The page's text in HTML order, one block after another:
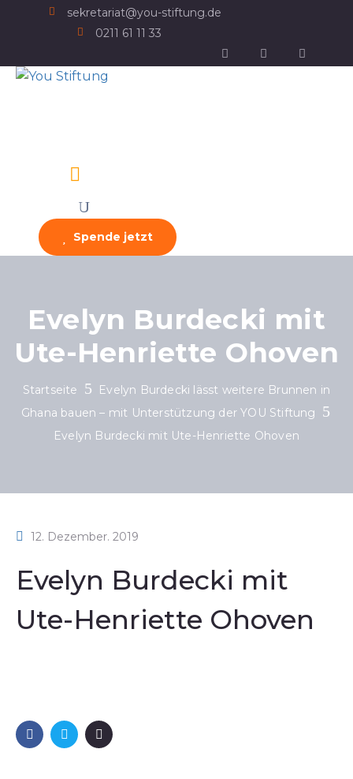
sekretariat@you-stiftung.de
0211 61 11 33
Spende jetzt
Evelyn Burdecki mit
Ute-Henriette Ohoven
Startseite
Evelyn Burdecki lässt weitere Brunnen in
Ghana bauen – mit Unterstützung der YOU Stiftung
Evelyn Burdecki mit Ute-Henriette Ohoven
12. Dezember. 2019
Evelyn Burdecki mit
Ute-Henriette Ohoven